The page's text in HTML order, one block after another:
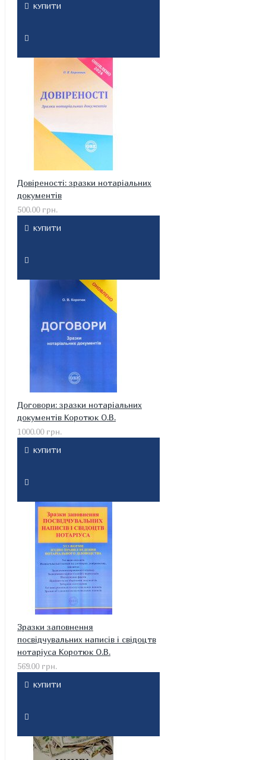
КУПИТИ
Довіреності: зразки нотаріальних
документів
500.00 грн.
КУПИТИ
Договори: зразки нотаріальних
документів Коротюк О.В.
1000.00 грн.
КУПИТИ
Зразки заповнення
посвідчувальних написів і свідоцтв
нотаріуса Коротюк О.В.
569.00 грн.
КУПИТИ